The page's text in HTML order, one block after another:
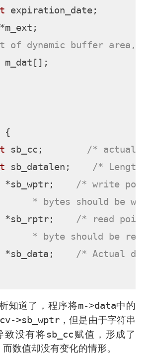
expiration_date;
dynamic buffer area,
m_dat[];
{
sb_cc; /* actual
sb_datalen; /*
*sb_wptr;
/* write
* bytes should be
*sb_rptr;
/* read
* byte should be
*sb_data;
/* Actual
知道了，程序将m->data中的
>sb_wptr，但是由于字符串
致没有将 sb_cc 赋值，形成了
数值却没有变化的情形。